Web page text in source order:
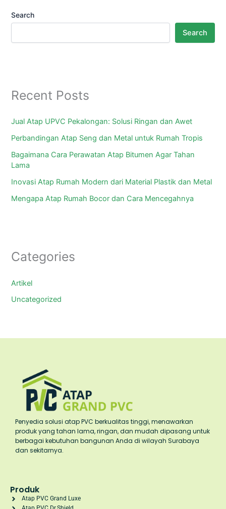
Search
Search
Recent Posts
Jual Atap UPVC Pekalongan: Solusi Ringan dan Awet
Perbandingan Atap Seng dan Metal untuk Rumah Tropis
Bagaimana Cara Perawatan Atap Bitumen Agar Tahan
Lama
Inovasi Atap Rumah Modern dari Material Plastik dan Metal
Mengapa Atap Rumah Bocor dan Cara Mencegahnya
Categories
Artikel
Uncategorized
Penyedia solusi atap PVC berkualitas tinggi, menawarkan
produk yang tahan lama, ringan, dan mudah dipasang untuk
berbagai kebutuhan bangunan Anda di wilayah Surabaya
dan sekitarnya.
Produk
Atap PVC Grand Luxe